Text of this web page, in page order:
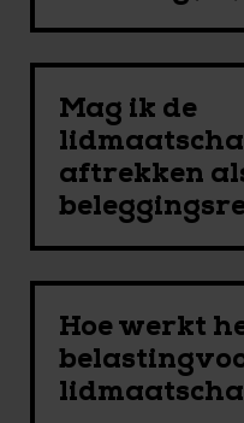
Mag ik de
aftrekken
Hoe werkt